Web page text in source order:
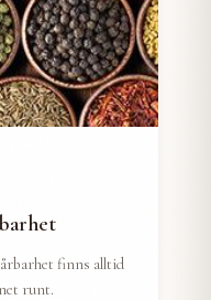
finns alltid
runt.